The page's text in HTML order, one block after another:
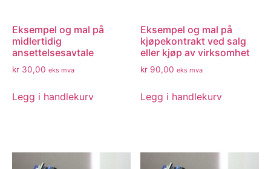
Eksempel og mal på
midlertidig
ansettelsesavtale
kr 30,00 eks mva
Legg i handlekurv
Eksempel og mal på
kjøpekontrakt ved salg
eller kjøp av virksomhet
kr 90,00 eks mva
Legg i handlekurv